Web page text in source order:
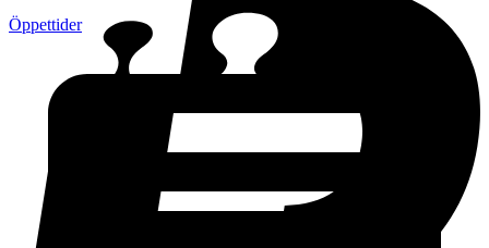
Öppettider